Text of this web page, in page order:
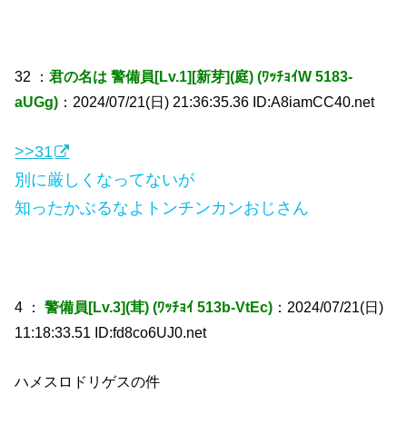
32 ：君の名は 警備員[Lv.1][新芽](庭) (ﾜｯﾁｮｲW 5183-
aUGg) ：2024/07/21(日) 21:36:35.36 ID:A8iamCC40.net
>>31
別に厳しくなってないが
知ったかぶるなよトンチンカンおじさん
4 ： 警備員[Lv.3](茸) (ﾜｯﾁｮｲ 513b-VtEc) ：2024/07/21(日)
11:18:33.51 ID:fd8co6UJ0.net
ハメスロドリゲスの件